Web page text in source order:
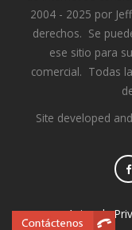
2004 - 2025 por
derechos. Se
ese sitio para
comercial. Todas
Site developed
Aviso de